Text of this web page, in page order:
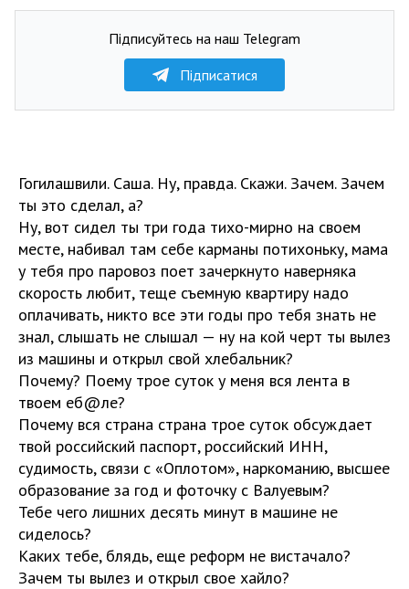
Підписуйтесь на наш Telegram
Підписатися
Гогилашвили. Саша. Ну, правда. Скажи. Зачем. Зачем
ты это сделал, а?
Ну, вот сидел ты три года тихо-мирно на своем
месте, набивал там себе карманы потихоньку, мама
у тебя про паровоз поет зачеркнуто наверняка
скорость любит, теще съемную квартиру надо
оплачивать, никто все эти годы про тебя знать не
знал, слышать не слышал — ну на кой черт ты вылез
из машины и открыл свой хлебальник?
Почему? Поему трое суток у меня вся лента в
твоем еб@ле?
Почему вся страна страна трое суток обсуждает
твой российский паспорт, российский ИНН,
судимость, связи с «Оплотом», наркоманию, высшее
образование за год и фоточку с Валуевым?
Тебе чего лишних десять минут в машине не
сиделось?
Каких тебе, блядь, еще реформ не вистачало?
Зачем ты вылез и открыл свое хайло?